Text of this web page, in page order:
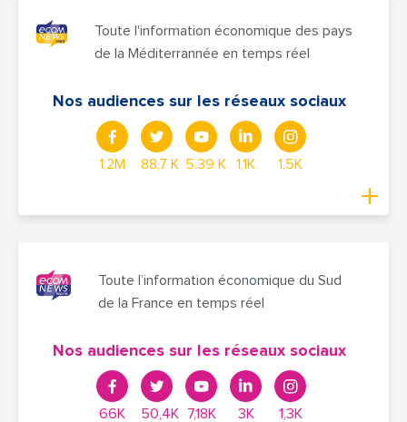
Toute l'information économique des pays
de la Méditerrannée en temps réel
Nos audiences sur les réseaux sociaux
1,2M 88,7 K 5.39 K 1,1K 1.5K
Toute l’information économique du Sud
de la France en temps réel
Nos audiences sur les réseaux sociaux
66K 50,4K 7,18K 3K 1,3K